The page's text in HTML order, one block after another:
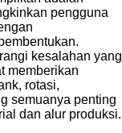
pengguna
kesalahan yang
memberikan
rotasi,
semuanya penting
dan alur produksi.